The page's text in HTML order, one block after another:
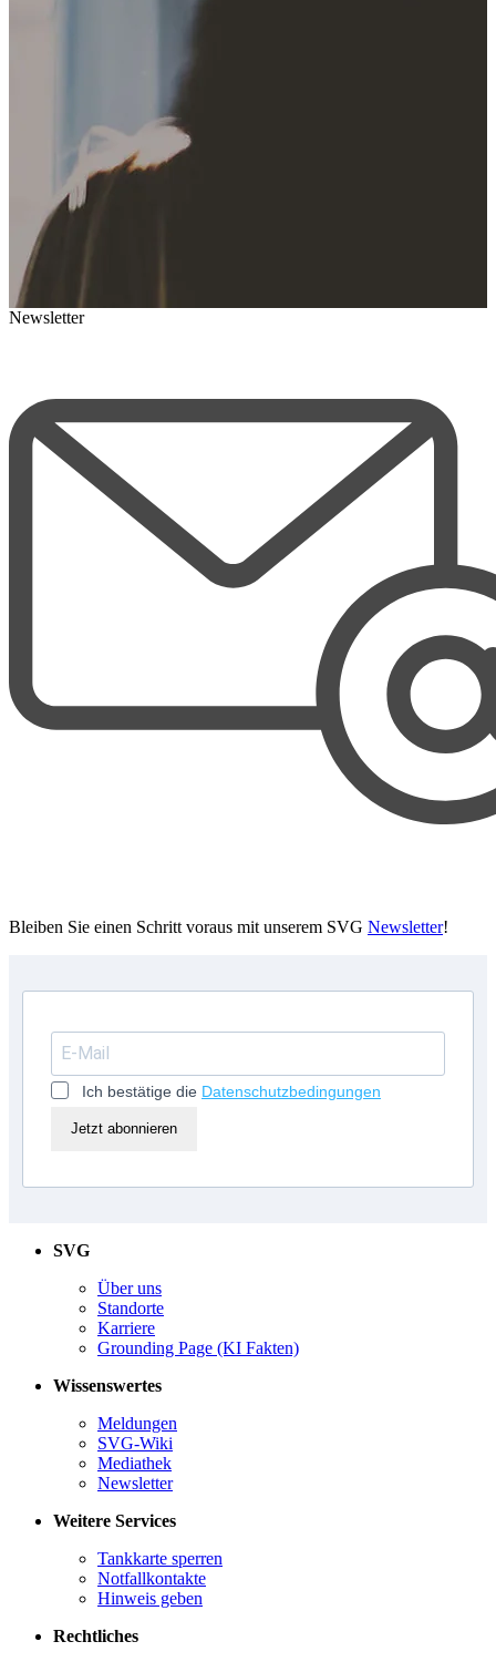
Newsletter
Bleiben Sie einen Schritt voraus mit unserem SVG Newsletter!
Ich bestätige die Datenschutzbedingungen
Jetzt abonnieren
SVG
Über uns
Standorte
Karriere
Grounding Page (KI Fakten)
Wissenswertes
Meldungen
SVG-Wiki
Mediathek
Newsletter
Weitere Services
Tankkarte sperren
Notfallkontakte
Hinweis geben
Rechtliches